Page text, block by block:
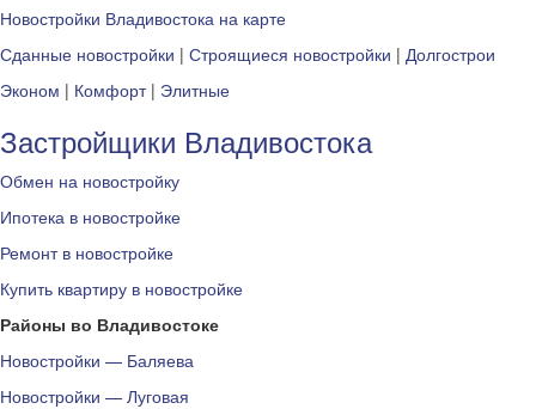
Новостройки Владивостока на карте
Сданные новостройки | Строящиеся новостройки | Долгострои
Эконом | Комфорт| Элитные
Застройщики Владивостока
Обмен на новостройку
Ипотека в новостройке
Ремонт в новостройке
Купить квартиру в новостройке
Районы во Владивостоке
Новостройки — Баляева
Новостройки — Луговая